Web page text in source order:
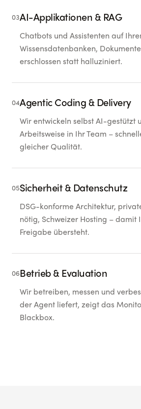
03AI-Applikationen & RAG
Chatbots und Assistenten auf
Wissensdatenbanken,
erschlossen statt halluziniert.
04Agentic Coding & Delivery
Wir entwickeln selbst AI-gestützt
Arbeitsweise in Ihr Team –
gleicher Qualität.
05Sicherheit & Datenschutz
DSG-konforme Architektur,
nötig, Schweizer Hosting – damit
Freigabe übersteht.
06 Betrieb & Evaluation
Wir betreiben, messen und
der Agent liefert, zeigt das
Blackbox.